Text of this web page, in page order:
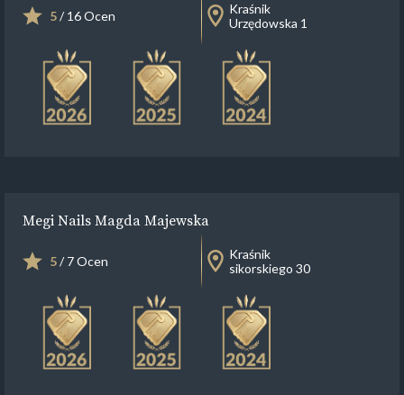
5/ 16 Ocen
Kraśnik
Urzędowska 1
Megi Nails Magda Majewska
5/ 7 Ocen
Kraśnik
sikorskiego 30